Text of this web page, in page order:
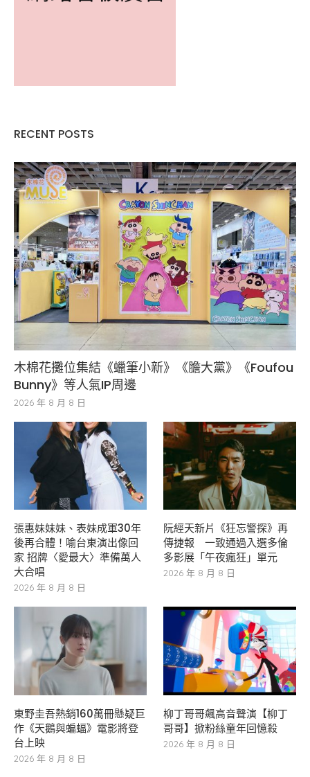
RECENT POSTS
木棉花攤位集結《蠟筆小新》《膽大黨》《Foufou
Bunny》等人氣IP周邊
2026 年 8 月 8 日
張惠妹妹妹、表妹成軍30年
後再合體！喻台東演出像回
家 招牌〈愛最大〉準備萬人
大合唱
2026 年 8 月 8 日
阮經天新片《狂忘警探》再
傳捷報 一致通過入選多倫
多影展「午夜瘋狂」單元
2026 年 8 月 8 日
東野圭吾熱銷160萬冊懸疑巨
作《天鵝與蝙蝠》電影將登
台上映
2026 年 8 月 8 日
柳丁哥哥飆高音聲演【柳丁
哥哥】掀粉絲童年回憶殺
2026 年 8 月 8 日